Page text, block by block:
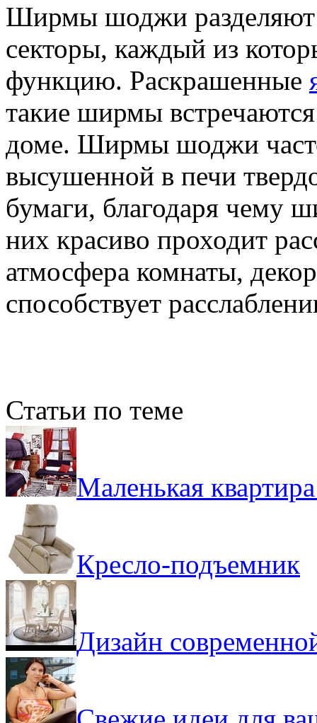
Ширмы шоджи разделяют
секторы, каждый из
функцию. Раскрашенные
такие ширмы
доме. Ширмы шоджи
высушенной в печи
бумаги, благодаря чему
них красиво проходит
атмосфера комнаты,
способствует
Статьи по теме
Маленькая
Кресло-подъемник
Дизайн